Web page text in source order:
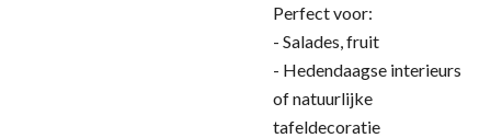
Perfect voor:
- Salades, fruit
- Hedendaagse interieurs
of natuurlijke
tafeldecoratie